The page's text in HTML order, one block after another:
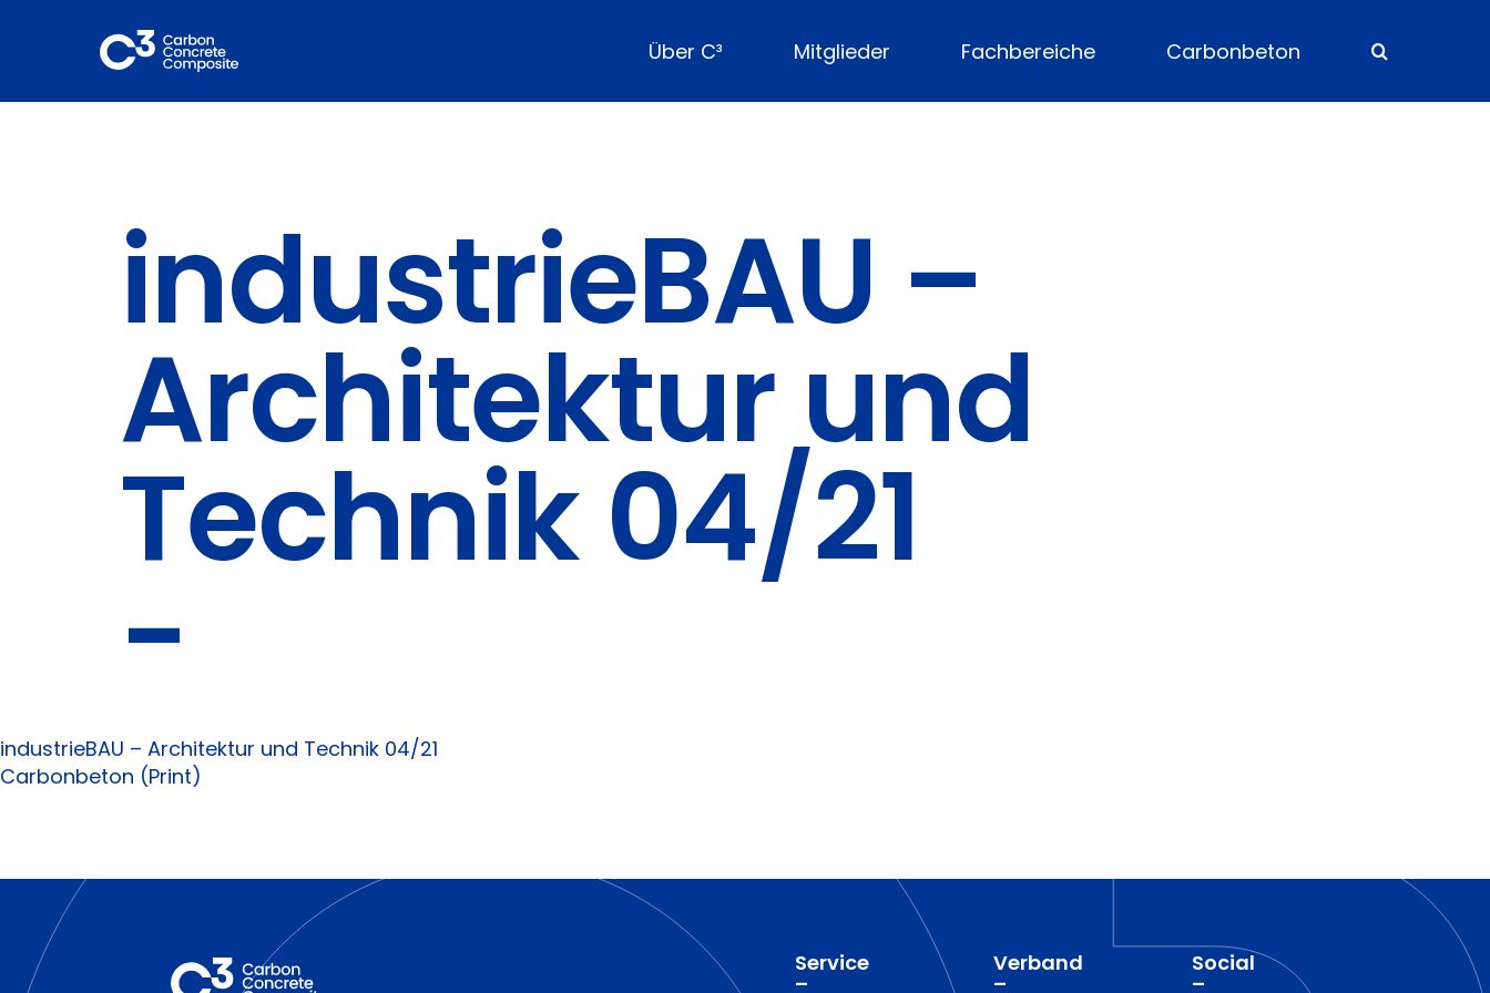
Über C³ Mitglieder Fachbereiche Carbonbeton
industrieBAU –
Architektur und
Technik 04/21
-
industrieBAU – Architektur und Technik 04/21
Carbonbeton (Print)
Service
–
Verband
–
Social
–